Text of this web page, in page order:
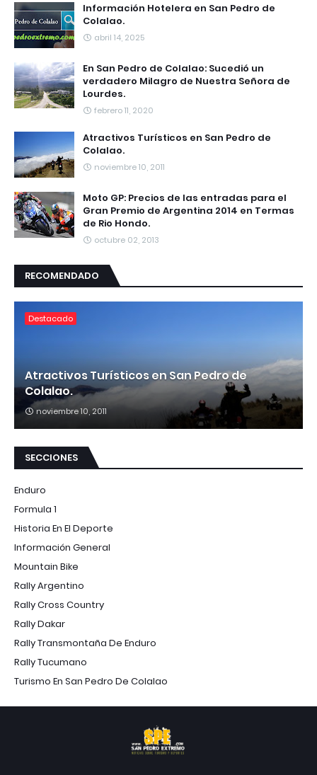
Información Hotelera en San Pedro de
Colalao.
abril 14, 2025
En San Pedro de Colalao: Sucedió un
verdadero Milagro de Nuestra Señora de
Lourdes.
febrero 11, 2020
Atractivos Turísticos en San Pedro de
Colalao.
noviembre 10, 2011
Moto GP: Precios de las entradas para el
Gran Premio de Argentina 2014 en Termas
de Rio Hondo.
octubre 02, 2013
RECOMENDADO
Destacado
Atractivos Turísticos en San Pedro de
Colalao.
noviembre 10, 2011
SECCIONES
Enduro
Formula 1
Historia En El Deporte
Información General
Mountain Bike
Rally Argentino
Rally Cross Country
Rally Dakar
Rally Transmontaña De Enduro
Rally Tucumano
Turismo En San Pedro De Colalao